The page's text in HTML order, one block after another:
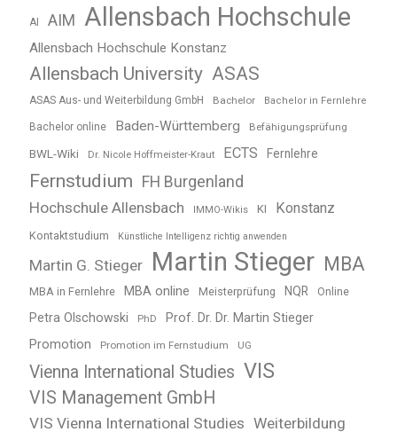
AI AIM Allensbach Hochschule
Allensbach Hochschule Konstanz
Allensbach University ASAS
ASAS Aus- und Weiterbildung GmbH Bachelor Bachelor in Fernlehre
Bachelor online Baden-Württemberg Befähigungsprüfung
BWL-Wiki Dr. Nicole Hoffmeister-Kraut ECTS Fernlehre
Fernstudium FH Burgenland
Hochschule Allensbach
IMMO-Wikis KI Konstanz
Kontaktstudium Künstliche Intelligenz richtig anwenden
Martin G. Stieger Martin Stieger MBA
MBA in Fernlehre MBA online Meisterprüfung NQR Online
Petra Olschowski PhD Prof. Dr. Dr. Martin Stieger
Promotion Promotion im Fernstudium UG
Vienna International Studies VIS
VIS Management GmbH
VIS Vienna International Studies Weiterbildung